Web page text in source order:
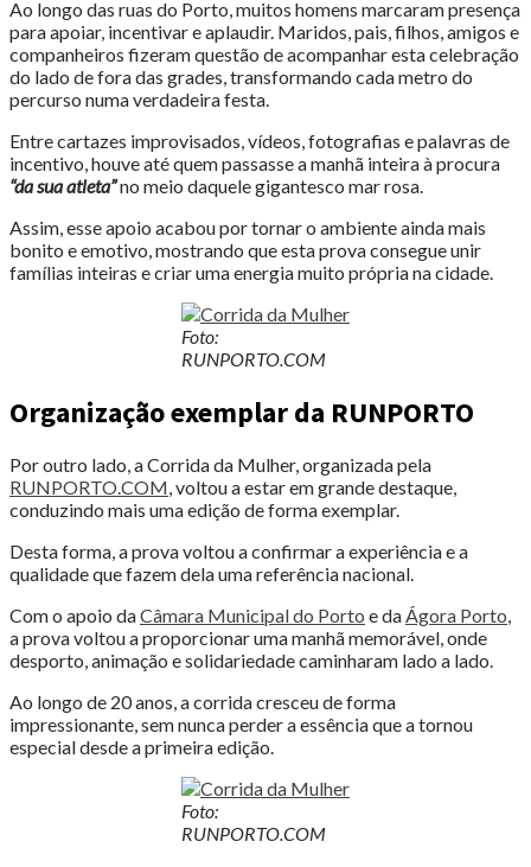
Ao longo das ruas do Porto, muitos homens marcaram presença
para apoiar, incentivar e aplaudir. Maridos, pais, filhos, amigos e
companheiros fizeram questão de acompanhar esta celebração
do lado de fora das grades, transformando cada metro do
percurso numa verdadeira festa.
Entre cartazes improvisados, vídeos, fotografias e palavras de
incentivo, houve até quem passasse a manhã inteira à procura
“da sua atleta”no meio daquele gigantesco mar rosa.
Assim, esse apoio acabou por tornar o ambiente ainda mais
bonito e emotivo, mostrando que esta prova consegue unir
famílias inteiras e criar uma energia muito própria na cidade.
Foto:
RUNPORTO.COM
Organização exemplar da RUNPORTO
Por outro lado, a Corrida da Mulher, organizada pela
RUNPORTO.COM, voltou a estar em grande destaque,
conduzindo mais uma edição de forma exemplar.
Desta forma, a prova voltou a confirmar a experiência e a
qualidade que fazem dela uma referência nacional.
Com o apoio daCâmara Municipal do Porto e daÁgora Porto,
a prova voltou a proporcionar uma manhã memorável, onde
desporto, animação e solidariedade caminharam lado a lado.
Ao longo de 20 anos, a corrida cresceu de forma
impressionante, sem nunca perder a essência que a tornou
especial desde a primeira edição.
Foto:
RUNPORTO.COM